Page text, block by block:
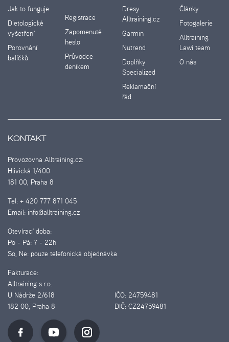
Jak to funguje
Dietologické
vyšetření
Porovnání
balíčků
Registrace
Zapomenuté
heslo
Průvodce
deníkem
Dresy
Alltraining.cz
Garmin
Nutrend
Doplňky
Specialized
Reklamační
řád
Články
Fotogalerie
Alltraining
Lawi team
O nás
KONTAKT
Provozovna Alltraining.cz:
Hlivická 1/400
181 00, Praha 8
Tel: + 420 777 871 045
Email: info@alltraining.cz
Otevírací doba:
Po - Pá: 7 - 22h
So, Ne: pouze telefonická objednávka
Fakturace:
Alltraining s.r.o.
U Nádrže 2/618
IČO: 24759481
182 00, Praha 8
DIČ: CZ24759481